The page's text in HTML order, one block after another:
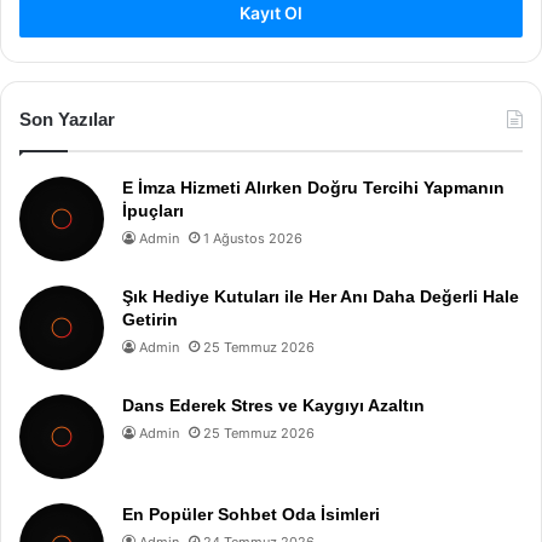
Kayıt Ol
Son Yazılar
E İmza Hizmeti Alırken Doğru Tercihi Yapmanın
İpuçları
Admin 1 Ağustos 2026
Şık Hediye Kutuları ile Her Anı Daha Değerli Hale
Getirin
Admin 25 Temmuz 2026
Dans Ederek Stres ve Kaygıyı Azaltın
Admin 25 Temmuz 2026
En Popüler Sohbet Oda İsimleri